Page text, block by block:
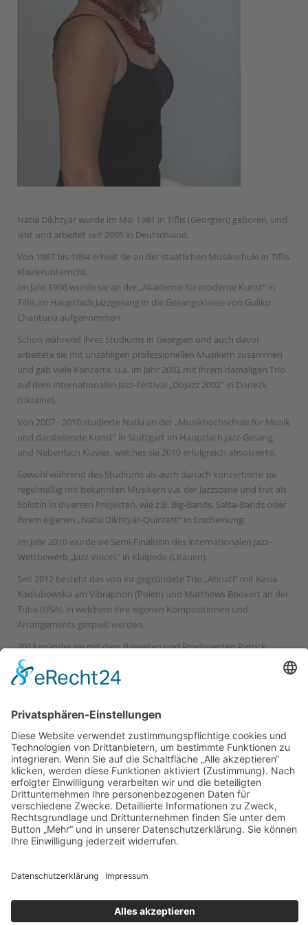
Natia Dikhtyar wurde im Mai 1981 in Tiflis (Georgien) geboren, und
lebt und arbeitet seit 2005 in Deutschland.
Von 1987 bis 1994 erhielt sie an der staatlichen Musikschule in Tiflis
Klavierunterricht.
Im Jahr 1996 wurde sie an der „Akademie für moderne Kunst“ in
Tiflis im Hauptfach Jazzgesang in die Gesangsklasse von Guliko
Chanturia aufgenommen.
Schon während ihres Studiums in Georgien und auch davor
arbeitete sie mit unzähligen professionellen Musikern zusammen
und gab viele Konzerte, u.a. im Jahr 2002 mit ihrem damaligen Trio
auf dem internationalen Jazz-Festival „DoJazz 2002" in Donezk
(Ukraine).
Von 2007 - 2010 studierte Natia an der „Musikhochschule für Musik
und darstellende Kunst“ in Stuttgart im Hauptfach Jazz-Gesang
und Nebenfach Klavier, welches sie 2010 erfolgreich absolvierte.
Sowohl während des Studiums als auch danach konzertierte sie
regelmäßig mit bekannten Musikern v.a. der Jazzszene und trat als
Solistin in diversen Projekten, wie z.B. Big-Bands, Salsa-Bands oder
ihrem eigenen „Natia Dikhtyar-Quintett“ in Erscheinung.
Im Jahr 2010 wurde sie Semi-Finalistin des internationalen Jazz-
Wettbewerb „Jazz Voices“ in Klaipeda (Litauen).
Seit 2012 besteht das von ihr gegründete Trio „Atinati“ mit Kasia
Kadlubowska am Vibraphon (Polen) und Matthews Bookert an der
Tuba (USA), in welchem ihre eigenen Kompositionen und
Arrangements gespielt werden.
2013 gründet sie mit dem Bassisten und Produzenten Patrick
„Paco“ Müller ein Projekt, aus dem inzwischen eine spannende und
interessante Formation entstand, derer Musikern aus dem
angehören.
Im Dezember 2018 erschien ihre erste CD mit dem Titel ,,NATIA -
the album’’, welche 2025 bei 5pm-records veröffentlicht wurde.
Als Jazzmusikerin bewegt sie sich stilistisch zwischen traditioneller
und moderner Musik, und zeigt immer ein besonderes Interesse
für den instrumentalen Einsatz der Stimme.
Aktuelle Seite: Home
Lehrkräfte